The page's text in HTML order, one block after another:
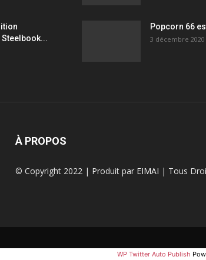
statuettes
Popcorn 66
3 décembre 2020
À PROPOS
© Copyright 2022 | Produit par EIMAI | Tous
WP Twitter Auto Publish